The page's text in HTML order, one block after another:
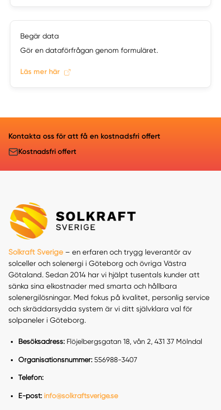
Begär data
Gör en dataförfrågan genom formuläret.
Läs mer här
Kontakta oss för att få en kostnadsfri offert
Kostnadsfri offert
Solkraft Sverige– en erfaren och trygg leverantör av
solceller och solenergi i Göteborg och övriga Västra
Götaland. Sedan 2014 har vi hjälpt tusentals kunder att
sänka sina elkostnader med smarta och hållbara
solenergilösningar. Med fokus på kvalitet, personlig service
och skräddarsydda system är vi ditt självklara val för
solpaneler i Göteborg.
Besöksadress: Flöjelbergsgatan 18, vån 2, 431 37 Mölndal
Organisationsnummer: 556988-3407
Telefon:
E-post: info@solkraftsverige.se